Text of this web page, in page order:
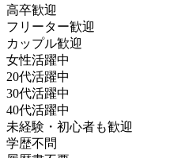
高卒歓迎
フリーター歓迎
カップル歓迎
女性活躍中
20代活躍中
30代活躍中
40代活躍中
未経験・初心者も歓迎
学歴不問